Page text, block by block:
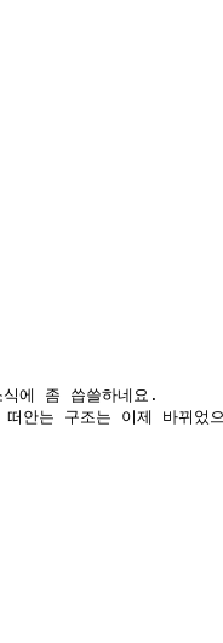
식에 좀 씁쓸하네요.
안는 구조는 이제 바뀌었